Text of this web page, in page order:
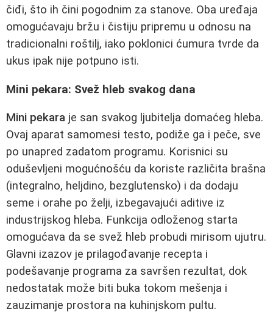
čiđi, što ih čini pogodnim za stanove. Oba uređaja
omogućavaju bržu i čistiju pripremu u odnosu na
tradicionalni roštilj, iako poklonici ćumura tvrde da
ukus ipak nije potpuno isti.
Mini pekara: Svež hleb svakog dana
Mini pekara je san svakog ljubitelja domaćeg hleba.
Ovaj aparat samomesi testo, podiže ga i peče, sve
po unapred zadatom programu. Korisnici su
oduševljeni mogućnošću da koriste različita brašna
(integralno, heljdino, bezglutensko) i da dodaju
seme i orahe po želji, izbegavajući aditive iz
industrijskog hleba. Funkcija odloženog starta
omogućava da se svež hleb probudi mirisom ujutru.
Glavni izazov je prilagođavanje recepta i
podešavanje programa za savršen rezultat, dok
nedostatak može biti buka tokom mešenja i
zauzimanje prostora na kuhinjskom pultu.